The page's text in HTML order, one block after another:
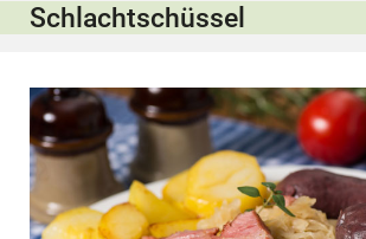
Schlachtschüssel